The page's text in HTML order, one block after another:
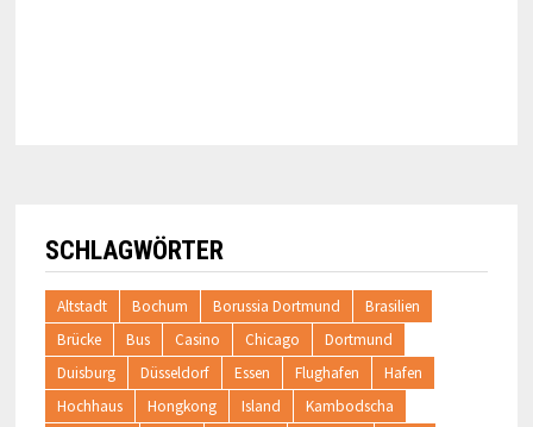
SCHLAGWÖRTER
Altstadt Bochum Borussia Dortmund
Brasilien
Brücke
Bus Casino Chicago
Dortmund
Duisburg
Düsseldorf Essen Flughafen
Hafen
Hochhaus
Hongkong Island
Kambodscha